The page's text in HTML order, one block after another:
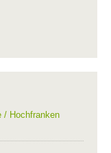
/ Hochfranken